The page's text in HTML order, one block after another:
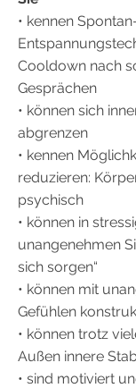
• kennen
Cooldown nach
Gesprächen
• können sich
abgrenzen
• kennen
reduzieren:
psychisch
• können in
unangenehmen
sich sorgen“
• können mit
Gefühlen
• können trotz
Außen innere
• sind motiviert